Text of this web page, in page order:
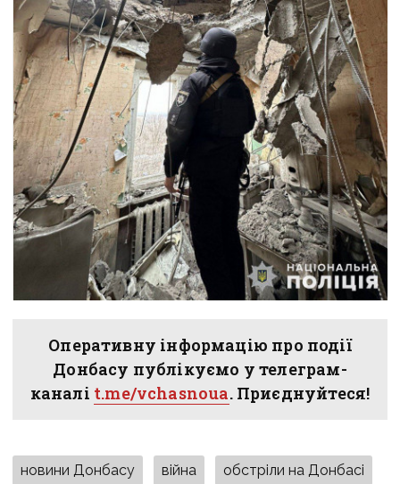
Оперативну інформацію про події
Донбасу публікуємо у телеграм-
каналі t.me/vchasnoua. Приєднуйтеся!
новини Донбасу війна обстріли на Донбасі